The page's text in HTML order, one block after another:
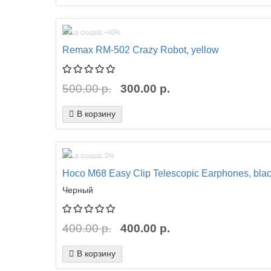
Ваша скидка: -40%
Remax RM-502 Crazy Robot, yellow
500.00 р. 300.00 р.
В корзину
Ваша скидка: 0%
Hoco M68 Easy Clip Telescopic Earphones,
Черный
400.00 р. 400.00 р.
В корзину